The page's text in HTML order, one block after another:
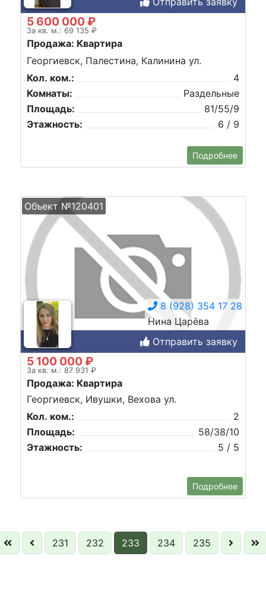
5 600 000 ₽
За кв. м.: 69 135 ₽
Продажа: Квартира
Георгиевск, Палестина, Калинина ул.
Кол. ком.:
4
Комнаты:
Раздельные
Площадь:
81/55/9
Этажность:
6 / 9
Подробнее
Объект №120401
8 (928) 354 17 28
Нина Царёва
Отправить заявку
5 100 000 ₽
За кв. м.: 87 931 ₽
Продажа: Квартира
Георгиевск, Ивушки, Вехова ул.
Кол. ком.:
2
Площадь:
58/38/10
Этажность:
5 / 5
Подробнее
231 232 233 234 235